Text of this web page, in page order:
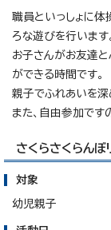
職員といっしょに体
ろな遊びを行います
お子さんがお友達
ができる時間です。
親子でふれあいを深
また、自由参加です
さくらさくらんぼ
対象
幼児親子